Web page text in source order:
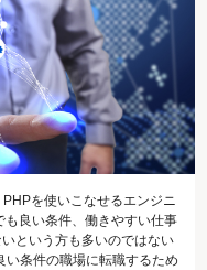
を使いこなせるエンジニ
良い条件、働きやすい仕事
という方も多いのではない
条件の職場に転職するため